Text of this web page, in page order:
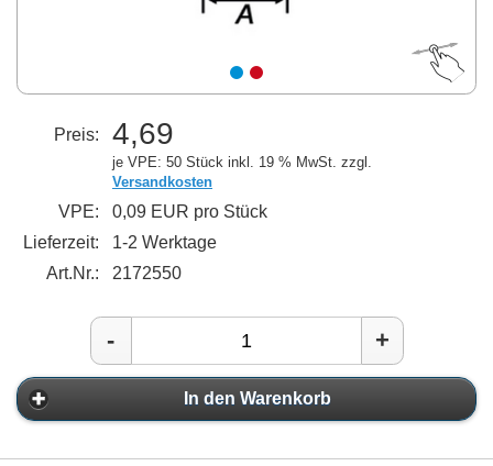
Preis: 4,69
je VPE: 50 Stück inkl. 19 % MwSt. zzgl.
Versandkosten
VPE:
0,09 EUR pro Stück
Lieferzeit:
1-2 Werktage
Art.Nr.:
2172550
- +
In den Warenkorb